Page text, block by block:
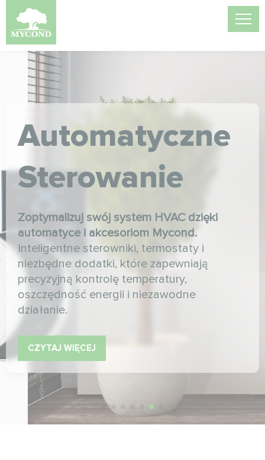
Automatyczne
Sterowanie
Zoptymalizuj swój system HVAC dzięki
automatyce i akcesoriom Mycond.
Inteligentne sterowniki, termostaty i
niezbędne dodatki, które zapewniają
precyzyjną kontrolę temperatury,
oszczędność energii i niezawodne
działanie.
CZYTAJ WIĘCEJ